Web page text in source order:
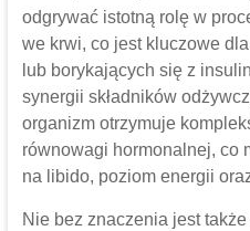
odgrywać istotną rolę w
we krwi, co jest kluczowe
lub borykających się z
synergii składników
organizm otrzymuje
równowagi hormonalnej, co
na libido, poziom energii
Nie bez znaczenia jest także